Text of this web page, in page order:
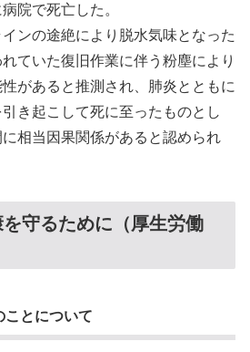
院で死亡した。
インの途絶により脱水気味となった
ていた復旧作業に伴う粉塵により
があると推測され、肺炎とともに
き起こして死に至ったものとし
相当因果関係があると認められ
守るために（厚生労働
ことについて